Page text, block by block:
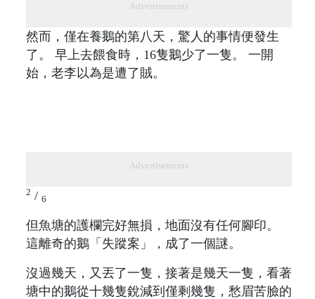
Advertisements
然而，僅在養鵝的第八天，驚人的事情便發生
了。 早上去餵食時，16隻鵝少了一隻。 一開
始，老李以為是遭了賊。
Advertisements
2 / 6
但魚塘的護欄完好無損，地面沒有任何腳印。
這離奇的鵝「失蹤案」，成了一個謎。
沒過幾天，又丟了一隻，接著是幾天一隻，看著
塘中的鵝從十幾隻銳減到僅剩幾隻，愁眉苦臉的